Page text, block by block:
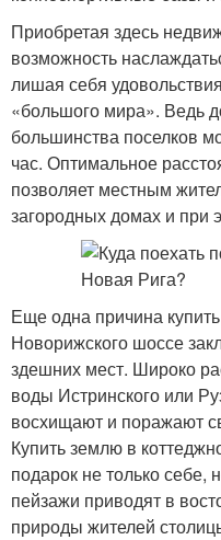
Приобретая здесь
возможность
лишая себя
«большого мира». Ведь
большинства поселков
час. Оптимальное
позволяет местным
загородных домах и при
Еще одна причина
Новорижского шоссе
здешних мест. Широко
воды Истринского или
восхищают и поражают
Купить землю в
подарок не только
пейзажи приводят в
природы жителей